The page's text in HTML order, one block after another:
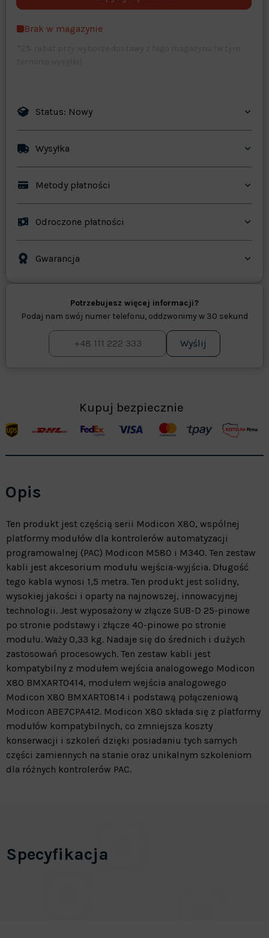
opcjonalne Maks. 250 znaków
Brak w magazynie
Status: Nowy
Wysyłka
Metody płatności
Odroczone płatności
Gwarancja
Potrzebujesz więcej informacji?
Podaj nam swój numer telefonu, oddzwonimy w 30 sekund
Wyślij
Kupuj bezpiecznie
Opis
Ten produkt jest częścią serii Modicon X80, wspólnej
platformy modułów dla kontrolerów automatyzacji
programowalnej (PAC) Modicon M580 i M340. Ten zestaw
kabli jest akcesorium modułu wejścia-wyjścia. Długość
tego kabla wynosi 1,5 metra. Ten produkt jest solidny,
wysokiej jakości i oparty na najnowszej, innowacyjnej
technologii. Jest wyposażony w złącze SUB-D 25-pinowe
po stronie podstawy i złącze 40-pinowe po stronie
modułu. Waży 0,33 kg. Nadaje się do średnich i dużych
zastosowań procesowych. Ten zestaw kabli jest
kompatybilny z modułem wejścia analogowego Modicon
X80 BMXART0414, modułem wejścia analogowego
Modicon X80 BMXART0814 i podstawą połączeniową
Modicon ABE7CPA412. Modicon X80 składa się z platformy
modułów kompatybilnych, co zmniejsza koszty
konserwacji i szkoleń dzięki posiadaniu tych samych
części zamiennych na stanie oraz unikalnym szkoleniom
dla różnych kontrolerów PAC.
Specyfikacja